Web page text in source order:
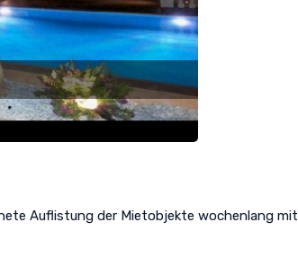
Auflistung der Mietobjekte wochenlang mit